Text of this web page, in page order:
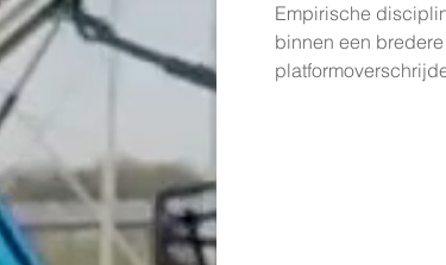
Empirische
binnen een